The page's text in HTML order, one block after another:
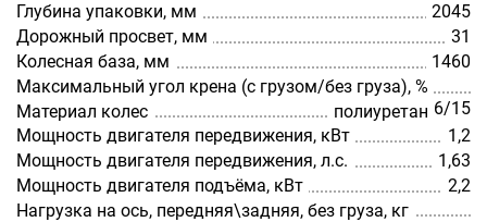
Глубина упаковки, мм
2045
Дорожный просвет, мм
31
Колесная база, мм
1460
Максимальный угол крена (с грузом/без груза), %
6/15
Материал колес
полиуретан
Мощность двигателя передвижения, кВт
1,2
Мощность двигателя передвижения, л.с.
1,63
Мощность двигателя подъёма, кВт
2,2
Нагрузка на ось, передняя\задняя, без груза, кг